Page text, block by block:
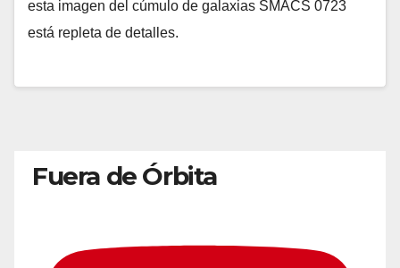
esta imagen del cúmulo de galaxias SMACS 0723
está repleta de detalles.
Fuera de Órbita